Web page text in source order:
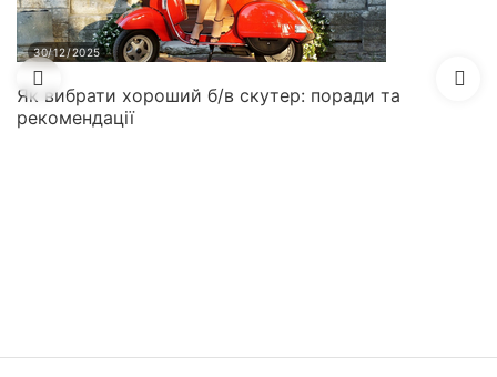
30/12/2025
Як вибрати хороший б/в скутер: поради та
рекомендації